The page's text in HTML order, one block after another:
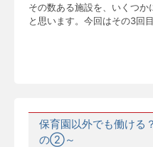
その数ある施設を、いくつ
と思います。今回はその3回目
保育園以外でも働け
の②～